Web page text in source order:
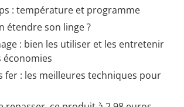
: température et programme
étendre son linge ?
: bien les utiliser et les entretenir
économies
fer : les meilleures techniques pour